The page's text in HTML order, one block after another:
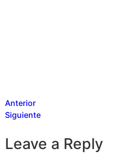
Anterior
Siguiente
Leave a Reply